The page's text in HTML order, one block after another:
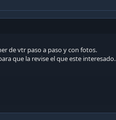
de vtr paso a paso y con fotos.
que la revise el que este interesado.